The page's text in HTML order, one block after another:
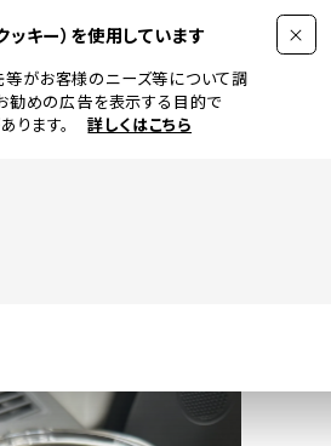
キー）を使用しています
がお客様のニーズ等について調
勧めの広告を表示する目的で
ます。
詳しくはこちら